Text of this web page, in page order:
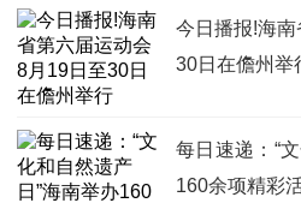
今日播报!海
30日在儋州举
每日速递：“
160余项精彩